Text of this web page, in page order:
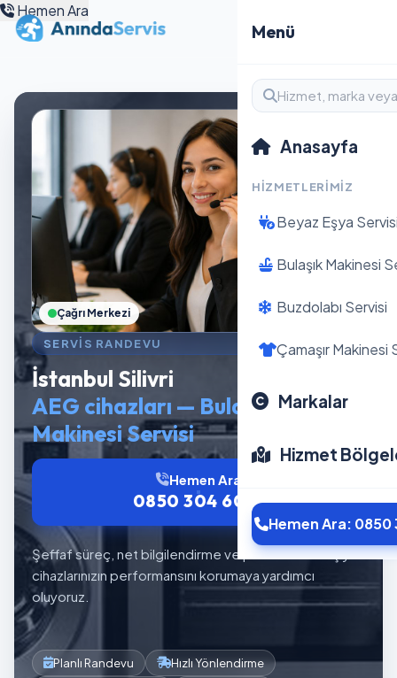
Menü
Anasayfa
HIZMETLERIMIZ
Beyaz Eşya
Bulaşık Makinesi
Buzdolabı Servisi
Çamaşır Makinesi
Markalar
Hizmet
Hemen Ara: 0850
Hemen Ara
SERVIS RANDEVU
İstanbul Silivri
AEG cihazları — Bulaşık
Makinesi Servisi
Şeffaf süreç, net bilgilendirme ve planlı servis akışıyla
cihazlarınızın performansını korumaya yardımcı
oluyoruz.
Hemen Ara
0850 304 6012
Planlı Randevu
Hızlı Yönlendirme
Çağrı Merkezi